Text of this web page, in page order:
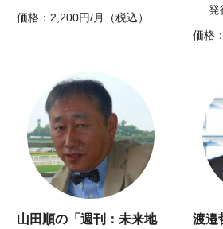
価格：2,200円/月（税込）
発
価格
山田順の「週刊：未来地
渡邉